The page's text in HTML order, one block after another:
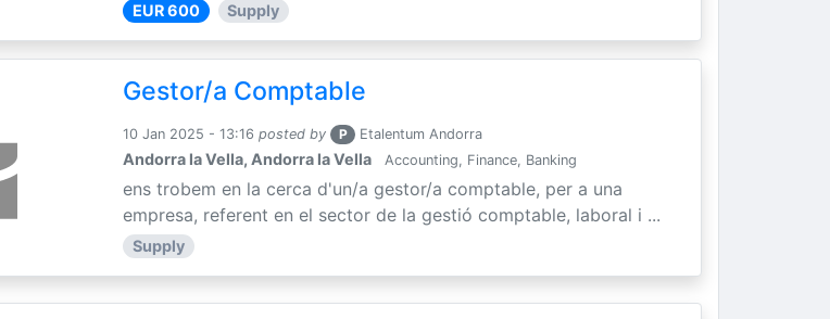
EUR 600 Supply
Gestor/a Comptable
10 Jan 2025 - 13:16 posted by P Etalentum Andorra
Andorra la Vella, Andorra la Vella Accounting, Finance, Banking
ens trobem en la cerca d'un/a gestor/a comptable, per a una
empresa, referent en el sector de la gestió comptable, laboral i ...
Supply